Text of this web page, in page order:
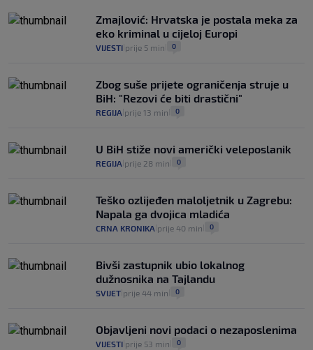
rajčica košta deset eura: "Nećete ih
vidjeti na akcijama u trgovinama"
8
Zmajlović: Hrvatska je postala meka za
eko kriminal u cijeloj Europi
VIJESTI prije 5 min 0
Zbog suše prijete ograničenja struje u
BiH: "Rezovi će biti drastični"
REGIJA prije 13 min 0
U BiH stiže novi američki veleposlanik
REGIJA prije 28 min 0
Teško ozlijeđen maloljetnik u Zagrebu:
Napala ga dvojica mladića
CRNA KRONIKA prije 40 min 0
Bivši zastupnik ubio lokalnog
dužnosnika na Tajlandu
SVIJET prije 44 min 0
Objavljeni novi podaci o nezaposlenima
VIJESTI prije 53 min 0